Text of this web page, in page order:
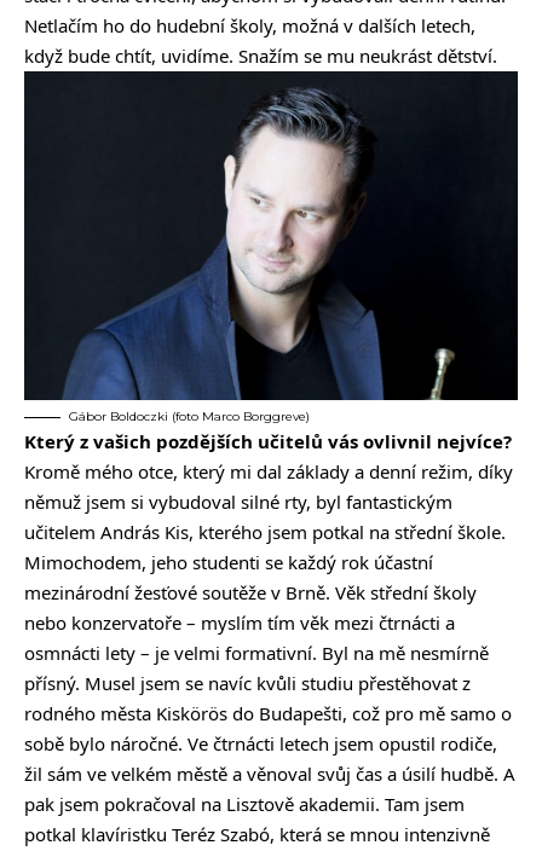
Netlačím ho do hudební školy, možná v dalších letech,
když bude chtít, uvidíme. Snažím se mu neukrást dětství.
Gábor Boldoczki (foto Marco Borggreve)
Který z vašich pozdějších učitelů vás ovlivnil nejvíce?
Kromě mého otce, který mi dal základy a denní režim, díky
němuž jsem si vybudoval silné rty, byl fantastickým
učitelem András Kis, kterého jsem potkal na střední škole.
Mimochodem, jeho studenti se každý rok účastní
mezinárodní žesťové soutěže v Brně. Věk střední školy
nebo konzervatoře – myslím tím věk mezi čtrnácti a
osmnácti lety – je velmi formativní. Byl na mě nesmírně
přísný. Musel jsem se navíc kvůli studiu přestěhovat z
rodného města Kiskörös do Budapešti, což pro mě samo o
sobě bylo náročné. Ve čtrnácti letech jsem opustil rodiče,
žil sám ve velkém městě a věnoval svůj čas a úsilí hudbě. A
pak jsem pokračoval na Lisztově akademii. Tam jsem
potkal klavíristku Teréz Szabó, která se mnou intenzivně